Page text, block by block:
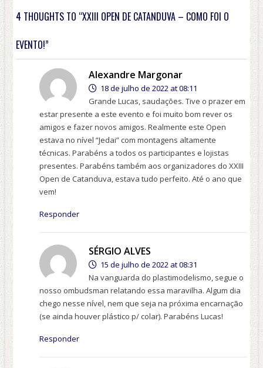
4 THOUGHTS TO “XXIII OPEN DE CATANDUVA – COMO FOI O
EVENTO!”
Alexandre Margonar
18 de julho de 2022 at 08:11
Grande Lucas, saudações. Tive o prazer em
estar presente a este evento e foi muito bom rever os
amigos e fazer novos amigos. Realmente este Open
estava no nível “Jedai” com montagens altamente
técnicas. Parabéns a todos os participantes e lojistas
presentes. Parabéns também aos organizadores do XXIII
Open de Catanduva, estava tudo perfeito. Até o ano que
vem!
Responder
SÉRGIO ALVES
15 de julho de 2022 at 08:31
Na vanguarda do plastimodelismo, segue o
nosso ombudsman relatando essa maravilha. Algum dia
chego nesse nível, nem que seja na próxima encarnação
(se ainda houver plástico p/ colar). Parabéns Lucas!
Responder